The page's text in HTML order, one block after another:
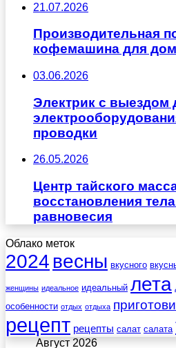
21.07.2026
Производительная
кофемашина для
03.06.2026
Электрик с выездом
проводки
26.05.2026
Центр тайского
восстановления
равновесия
Облако меток
2024 весны вкусного
женщины идеальное идеальный лета
особенности отдых отдыха
рецепт рецепты салат салата
Август 2026